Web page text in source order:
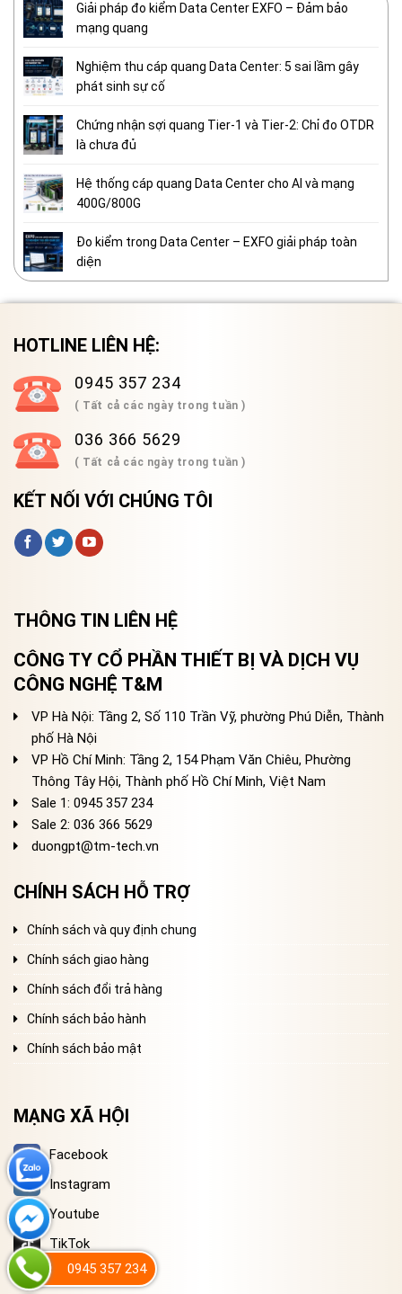
Giải pháp đo kiểm Data Center EXFO – Đảm bảo
mạng quang
Nghiệm thu cáp quang Data Center: 5 sai lầm gây
phát sinh sự cố
Chứng nhận sợi quang Tier-1 và Tier-2: Chỉ đo OTDR
là chưa đủ
Hệ thống cáp quang Data Center cho AI và mạng
400G/800G
Đo kiểm trong Data Center – EXFO giải pháp toàn
diện
HOTLINE LIÊN HỆ:
0945 357 234
( Tất cả các ngày trong tuần )
036 366 5629
( Tất cả các ngày trong tuần )
KẾT NỐI VỚI CHÚNG TÔI
THÔNG TIN LIÊN HỆ
CÔNG TY CỔ PHẦN THIẾT BỊ VÀ DỊCH VỤ
CÔNG NGHỆ T&M
VP Hà Nội: Tầng 2, Số 110 Trần Vỹ, phường Phú Diễn, Thành
phố Hà Nội
VP Hồ Chí Minh: Tầng 2, 154 Phạm Văn Chiêu, Phường
Thông Tây Hội, Thành phố Hồ Chí Minh, Việt Nam
Sale 1: 0945 357 234
Sale 2: 036 366 5629
duongpt@tm-tech.vn
CHÍNH SÁCH HỖ TRỢ
Chính sách và quy định chung
Chính sách giao hàng
Chính sách đổi trả hàng
Chính sách bảo hành
Chính sách bảo mật
MẠNG XÃ HỘI
Facebook
Instagram
Youtube
TikTok
Twitter
0945 357 234